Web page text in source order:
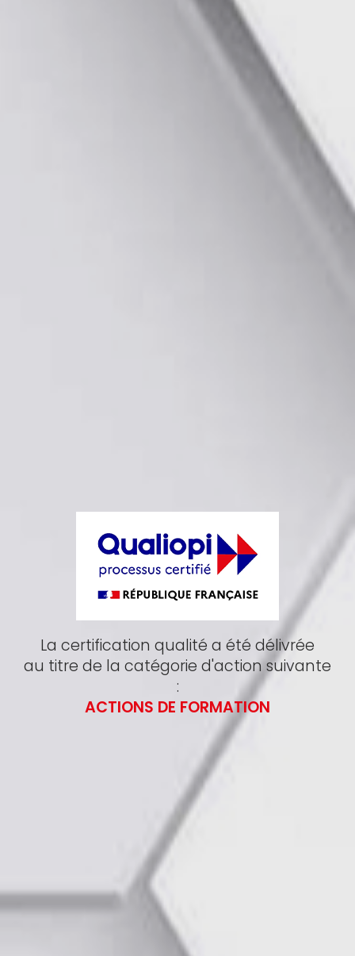
La certification qualité a été délivrée
au titre de la catégorie d'action suivante
:
ACTIONS DE FORMATION